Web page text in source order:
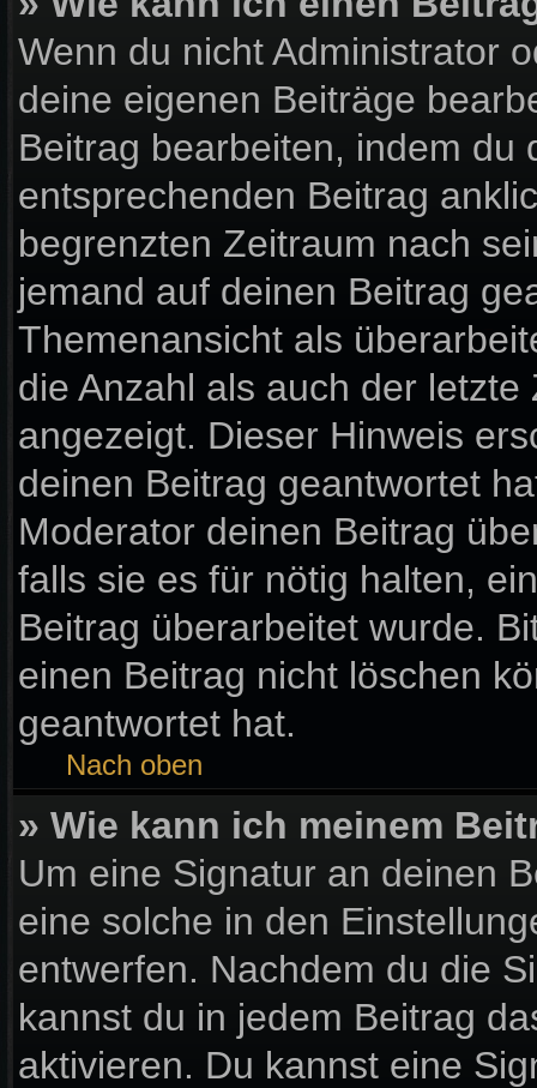
Wenn du nicht Administrator
deine eigenen Beiträge
Beitrag bearbeiten, indem du
entsprechenden Beitrag
begrenzten Zeitraum nach
jemand auf deinen Beitrag
Themenansicht als
die Anzahl als auch der
angezeigt. Dieser Hinweis
deinen Beitrag geantwortet
Moderator deinen Beitrag
falls sie es für nötig halten,
Beitrag überarbeitet wurde.
einen Beitrag nicht löschen
geantwortet hat.
Nach oben
» Wie kann ich meinem
Um eine Signatur an deinen
eine solche in den
entwerfen. Nachdem du die
kannst du in jedem Beitrag
aktivieren. Du kannst eine